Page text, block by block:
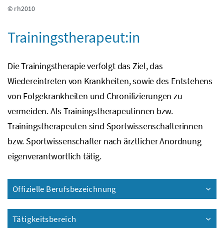
© rh2010
Trainingstherapeut:in
Die Trainingstherapie verfolgt das Ziel, das
Wiedereintreten von Krankheiten, sowie des Entstehens
von Folgekrankheiten und Chronifizierungen zu
vermeiden. Als Trainingstherapeutinnen bzw.
Trainingstherapeuten sind Sportwissenschafterinnen
bzw. Sportwissenschafter nach ärztlicher Anordnung
eigenverantwortlich tätig.
Offizielle Berufsbezeichnung
Tätigkeitsbereich